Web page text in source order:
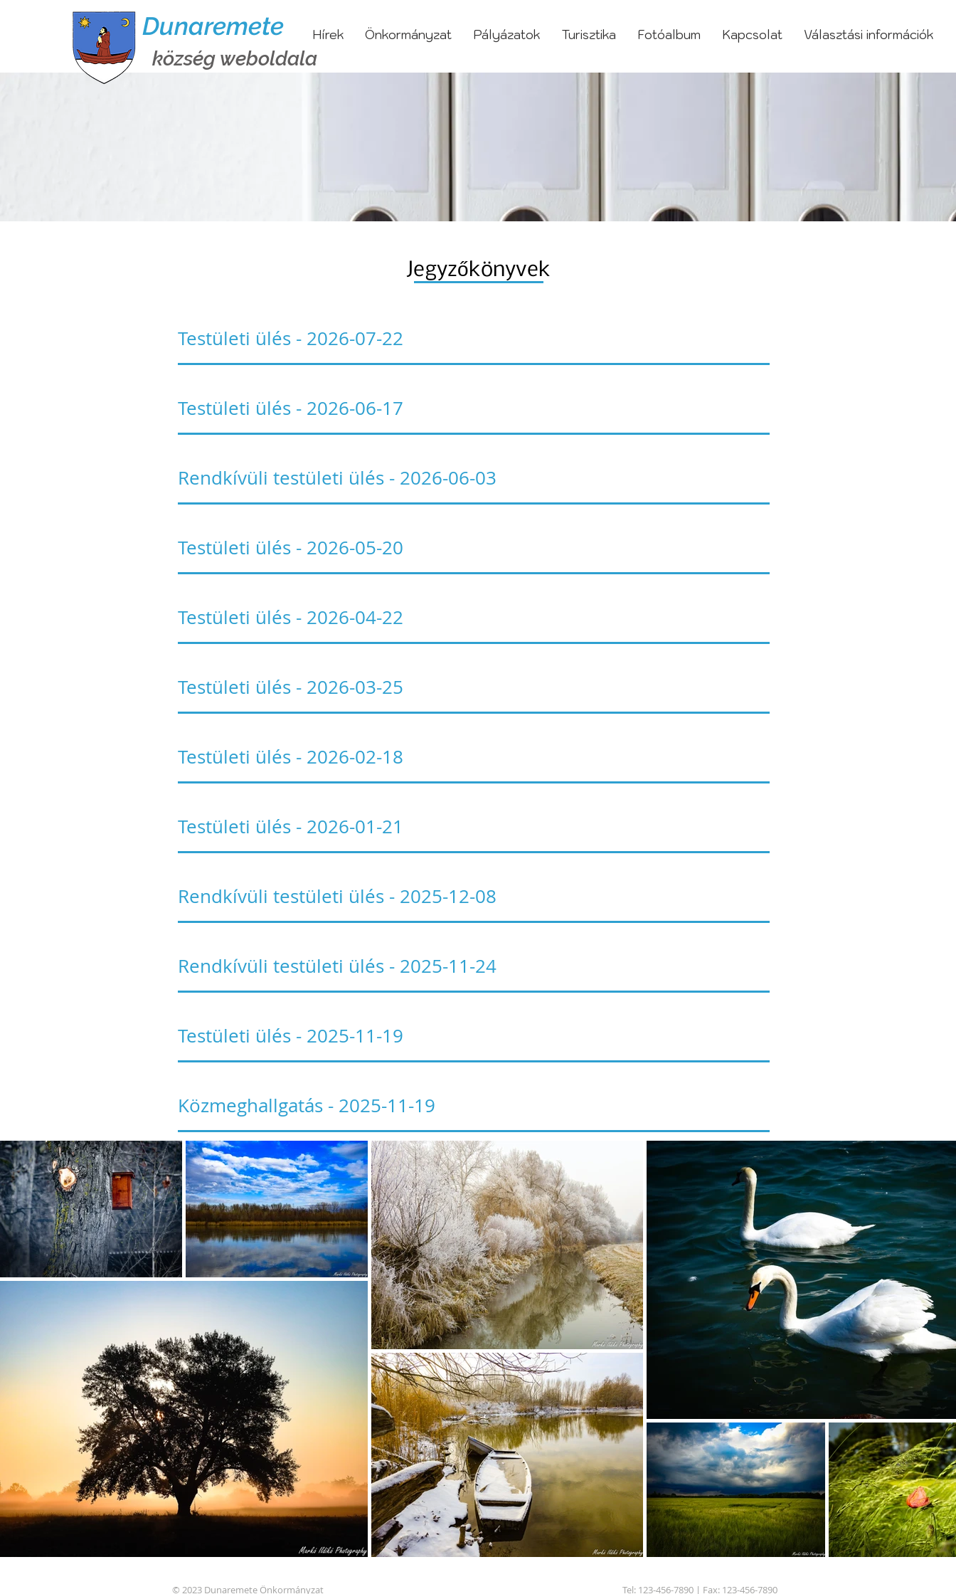
Dunaremete Hírek Önkormányzat Pályázatok Turisztika Fotóalbum Kapcsolat Választási információk
község weboldala
Jegyzőkönyvek
Testületi ülés - 2026-07-22
Testületi ülés - 2026-06-17
Rendkívüli testületi ülés - 2026-06-03
Testületi ülés - 2026-05-20
Testületi ülés - 2026-04-22
Testületi ülés - 2026-03-25
Testületi ülés - 2026-02-18
Testületi ülés - 2026-01-21
Rendkívüli testületi ülés - 2025-12-08
Rendkívüli testületi ülés - 2025-11-24
Testületi ülés - 2025-11-19
Közmeghallgatás - 2025-11-19
© 2023 Dunaremete Önkormányzat Tel: 123-456-7890 | Fax: 123-456-7890